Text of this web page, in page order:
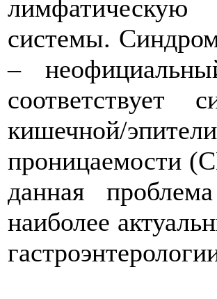
системы.
–
соответствует
кишечной/
проницаемости
данная
наиболее